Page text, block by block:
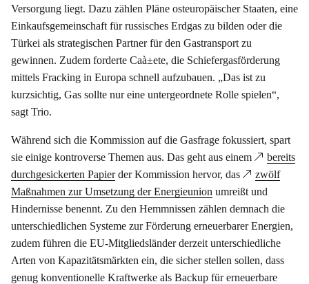
Versorgung liegt. Dazu zählen Pläne osteuropäischer Staaten, eine
Einkaufsgemeinschaft für russisches Erdgas zu bilden oder die
Türkei als strategischen Partner für den Gastransport zu
gewinnen. Zudem forderte Caà±ete, die Schiefergasförderung
mittels Fracking in Europa schnell aufzubauen. „Das ist zu
kurzsichtig, Gas sollte nur eine untergeordnete Rolle spielen“,
sagt Trio.
Während sich die Kommission auf die Gasfrage fokussiert, spart
sie einige kontroverse Themen aus. Das geht aus einem
bereits
durchgesickerten Papierder Kommission hervor, das
zwölf
Maßnahmen zur Umsetzung der Energieunion umreißt und
Hindernisse benennt. Zu den Hemmnissen zählen demnach die
unterschiedlichen Systeme zur Förderung erneuerbarer Energien,
zudem führen die EU-Mitgliedsländer derzeit unterschiedliche
Arten von Kapazitätsmärkten ein, die sicher stellen sollen, dass
genug konventionelle Kraftwerke als Backup für erneuerbare